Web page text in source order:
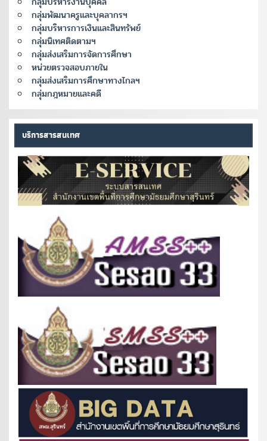
กลุ่มพัฒนาครูและบุคลากรฯ
กลุ่มบริหารการเงินและสินทรัพย์
กลุ่มนิเทศติดตามฯ
กลุ่มส่งเสริมการจัดการศึกษา
หน่วยตรวจสอบภายใน
กลุ่มส่งเสริมการศึกษาทางไกลฯ
กลุ่มกฎหมายและคดี
บริการสารสนเทศ